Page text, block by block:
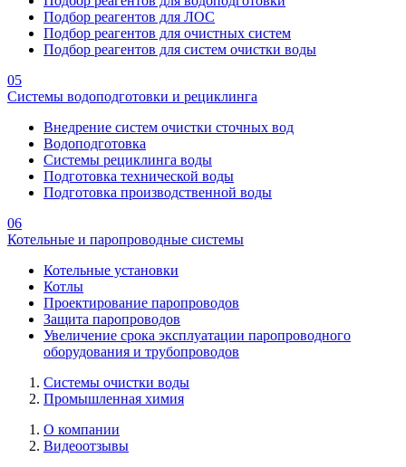
Подбор реагентов для ЛОС
Подбор реагентов для очистных систем
Подбор реагентов для систем очистки воды
05
Системы водоподготовки и рециклинга
Внедрение систем очистки сточных вод
Водоподготовка
Системы рециклинга воды
Подготовка технической воды
Подготовка производственной воды
06
Котельные и паропроводные системы
Котельные установки
Котлы
Проектирование паропроводов
Защита паропроводов
Увеличение срока эксплуатации паропроводного
оборудования и трубопроводов
Системы очистки воды
Промышленная химия
О компании
Видеоотзывы